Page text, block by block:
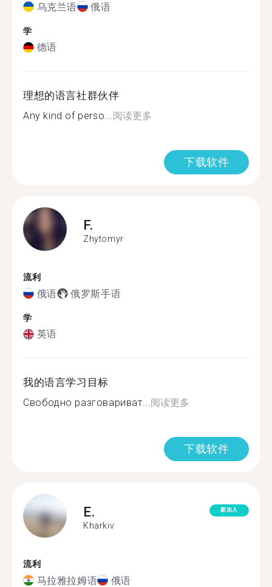
乌克兰语 俄语
学
德语
理想的语言社群伙伴
Any kind of perso...阅读更多
下载软件
F.
Zhytomyr
流利
俄语 俄罗斯手语
学
英语
我的语言学习目标
Свободно разговариват...阅读更多
下载软件
E.
Kharkiv
新加入
流利
马拉雅拉姆语 俄语